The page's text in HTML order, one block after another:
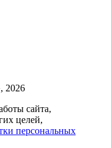
2026
сайта,
целей,
персональных